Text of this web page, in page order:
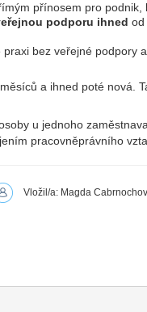
přínosem pro podnik,
podporu ihned od
bez veřejné podpory
a ihned poté nová.
u jednoho
pracovněprávního
Vložil/a: Magda